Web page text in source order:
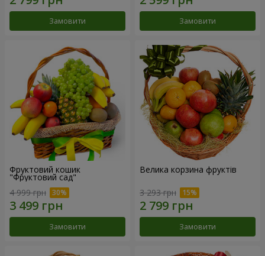
Замовити Замовити
Фруктовий кошик
"Фруктовий сад"
4 999 грн
Замовити
Велика корзина фруктів
3 293 грн
Замовити